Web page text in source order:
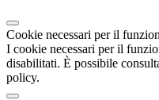
Cookie necessari per il
I cookie necessari per il
disabilitati. È possibile
policy.